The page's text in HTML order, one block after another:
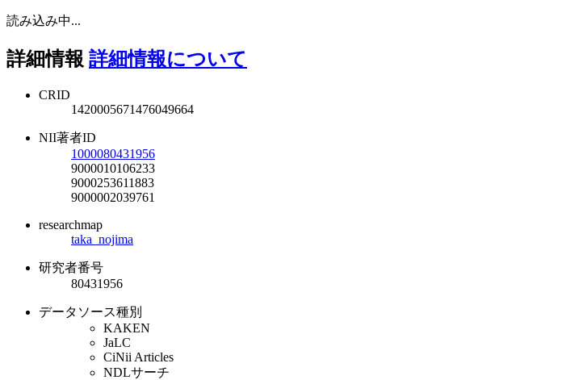
読み込み中...
詳細情報 詳細情報について
CRID
1420005671476049664
NII著者ID
1000080431956
9000010106233
9000253611883
9000002039761
researchmap
taka_nojima
研究者番号
80431956
データソース種別
KAKEN
JaLC
CiNii Articles
NDLサーチ